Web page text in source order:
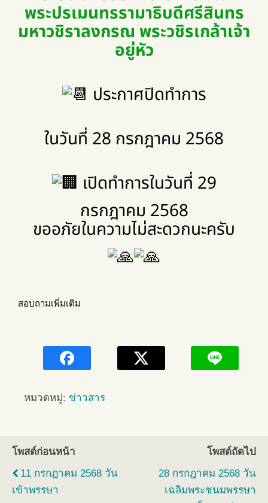
พระปรเมนทรรามาธิบดีศรีสินทร
มหาวชิราลงกรณ พระวชิรเกล้าเจ้า
อยู่หัว
ประกาศปิดทำการ
ในวันที่ 28 กรกฎาคม 2568
เปิดทำการในวันที่ 29
กรกฎาคม 2568
ขออภัยในความไม่สะดวกนะครับ
สอบถามเพิ่มเติม
หมวดหมู่: ข่าวสาร
โพสต์ก่อนหน้า
11 กรกฎาคม 2568 วัน
เข้าพรรษา
โพสต์ถัดไป
28 กรกฎาคม 2568 วัน
เฉลิมพระชนมพรรษา